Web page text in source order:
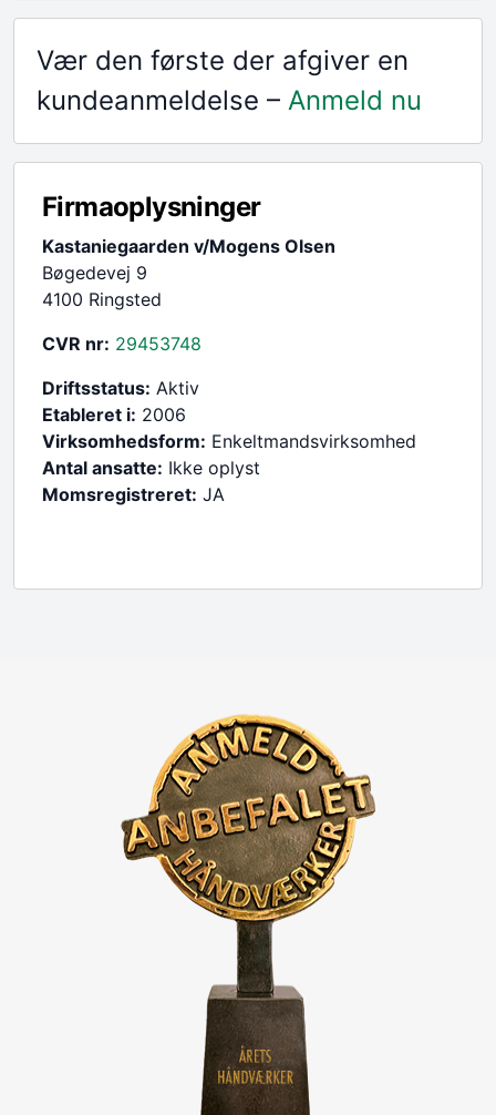
Vær den første der afgiver en
kundeanmeldelse – Anmeld nu
Firmaoplysninger
Kastaniegaarden v/Mogens Olsen
Bøgedevej 9
4100 Ringsted
CVR nr: 29453748
Driftsstatus: Aktiv
Etableret i: 2006
Virksomhedsform: Enkeltmandsvirksomhed
Antal ansatte: Ikke oplyst
Momsregistreret: JA